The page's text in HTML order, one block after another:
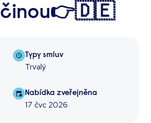
Contract type
Typy smluv
Trvalý
Job posted
Nabídka zveřejněna
17 čvc 2026